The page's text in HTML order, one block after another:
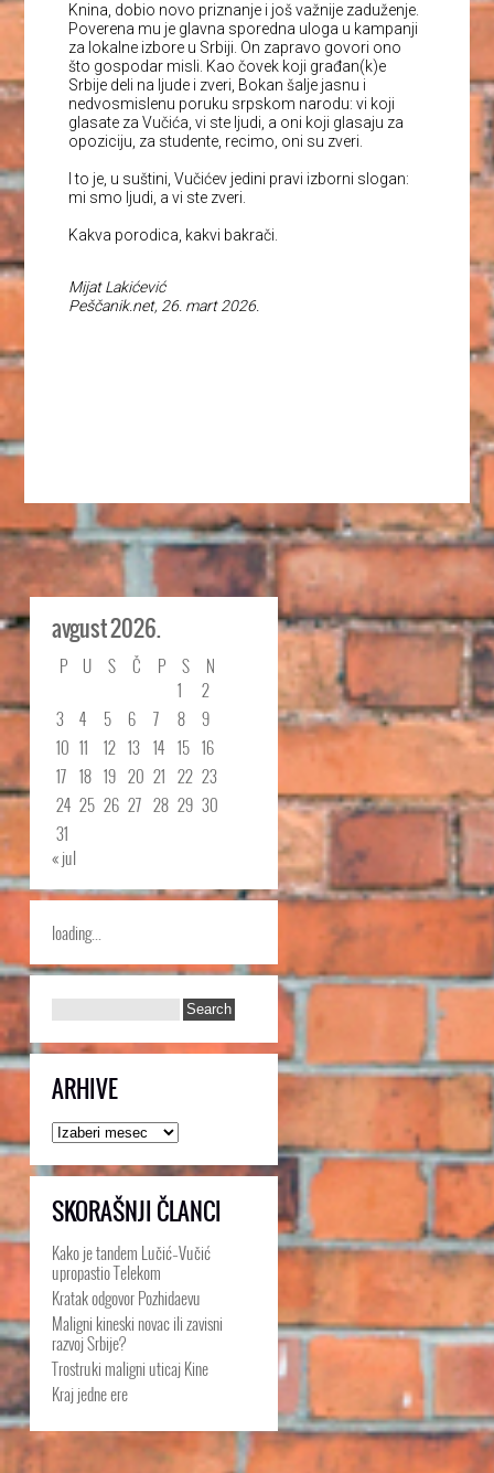
Knina, dobio novo priznanje i još važnije zaduženje.
Poverena mu je glavna sporedna uloga u kampanji
za lokalne izbore u Srbiji. On zapravo govori ono
što gospodar misli. Kao čovek koji građan(k)e
Srbije deli na ljude i zveri, Bokan šalje jasnu i
nedvosmislenu poruku srpskom narodu: vi koji
glasate za Vučića, vi ste ljudi, a oni koji glasaju za
opoziciju, za studente, recimo, oni su zveri.
I to je, u suštini, Vučićev jedini pravi izborni slogan:
mi smo ljudi, a vi ste zveri.
Kakva porodica, kakvi bakrači.
Mijat Lakićević
Peščanik.net, 26. mart 2026.
avgust 2026.
P U S Č P S
N
1
2
3
4 5 6 7 8
9
10 11 12 13 14 15 16
17 18 19 20 21 22 23
24 25 26 27 28 29 30
31
« jul
loading...
ARHIVE
Arhive
SKORAŠNJI ČLANCI
Kako je tandem Lučić–Vučić
upropastio Telekom
Kratak odgovor Pozhidaevu
Maligni kineski novac ili zavisni
razvoj Srbije?
Trostruki maligni uticaj Kine
Kraj jedne ere